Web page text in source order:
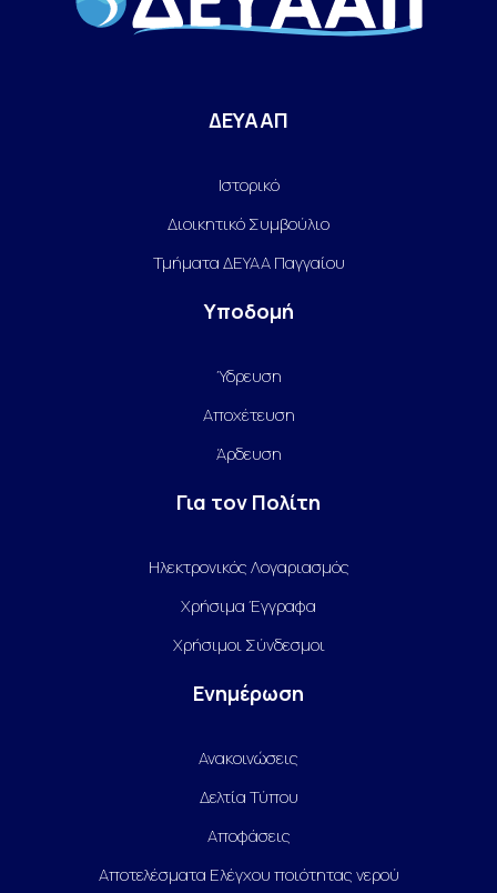
ΔΕΥΑΑΠ
Ιστορικό
Διοικητικό Συμβούλιο
Τμήματα ΔΕΥΑΑ Παγγαίου
Υποδομή
Ύδρευση
Αποχέτευση
Άρδευση
Για τον Πολίτη
Ηλεκτρονικός Λογαριασμός
Χρήσιμα Έγγραφα
Χρήσιμοι Σύνδεσμοι
Ενημέρωση
Ανακοινώσεις
Δελτία Τύπου
Αποφάσεις
Αποτελέσματα Ελέγχου ποιότητας νερού